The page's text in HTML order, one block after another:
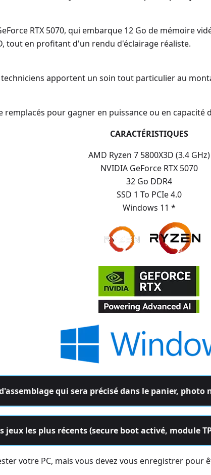
RTX 5070, qui embarque 12 Go de mémoire
tout en profitant d'un rendu d'éclairage réaliste.
apportent un soin tout particulier au
remplacés pour gagner en puissance ou en
CARACTÉRISTIQUES
AMD Ryzen 7 5800X3D (3.4 GHz)
NVIDIA GeForce RTX 5070
32 Go DDR4
SSD 1 To PCIe 4.0
Windows 11 *
qui sera précisé dans le panier,
les plus récents (secure boot activé, module
votre PC, mais vous devez vous enregistrer pour